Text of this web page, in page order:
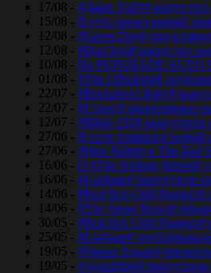
17/08 - #Джек Уайт# выпустил
15/08 - В сеть попал новый
12/08 - #Green Day#
12/08 - #Bon Jovi# выпустил
10/08 - На #UPGRADE AUTO
01/08 - #The Offspring#
22/07 - #Rockabye! Baby#
22/07 - #Стинг# анонсировал
12/07 - #Blink-182# выпустили
27/06 - В сети появился новый
27/06 - #Ник Кейв# и The Bad
16/06 - О #The Rolling Stones#
16/06 - #Garbage# выпустили
14/06 - #Red Hot Chili Peppers#
14/06 - #The Stone Roses#
30/05 - #Red Hot Chili Peppers#
25/05 - #Garbage#
19/05 - #Океан Ельзи#
19/05 - #АукцЫон# выпустили